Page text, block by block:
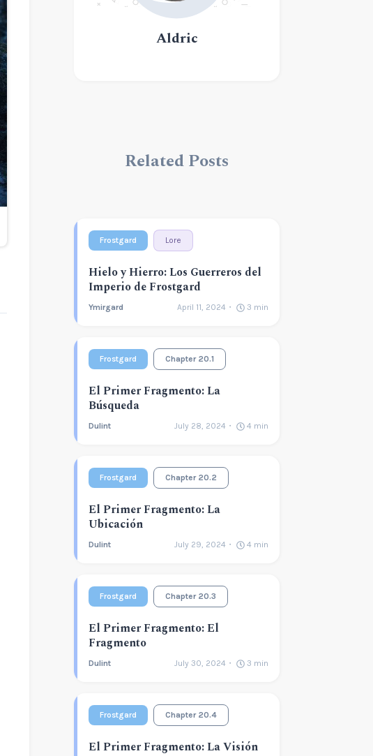
Aldric
Related Posts
Frostgard Lore
Hielo y Hierro: Los Guerreros del
Imperio de Frostgard
Ymirgard April 11, 2024 3 min
Frostgard Chapter 20.1
El Primer Fragmento: La
Búsqueda
Dulint July 28, 2024 4 min
Frostgard Chapter 20.2
El Primer Fragmento: La
Ubicación
Dulint July 29, 2024 4 min
Frostgard Chapter 20.3
El Primer Fragmento: El
Fragmento
Dulint July 30, 2024 3 min
Frostgard Chapter 20.4
El Primer Fragmento: La Visión